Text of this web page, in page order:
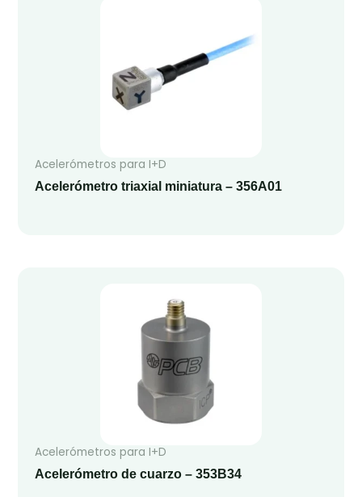
Acelerómetros para I+D
Acelerómetro triaxial miniatura – 356A01
Acelerómetros para I+D
Acelerómetro de cuarzo – 353B34